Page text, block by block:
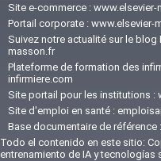
Site e-commerce : www.elsevier-
Portail corporate : www.elsevier-
Suivez notre actualité sur le blog
masson.fr
Plateforme de formation des
infirmiere.com
Site portail pour les institutions :
Site d'emploi en santé :
Base documentaire de référence :
Todo el contenido en este sitio:
entrenamiento de IA y tecnologías